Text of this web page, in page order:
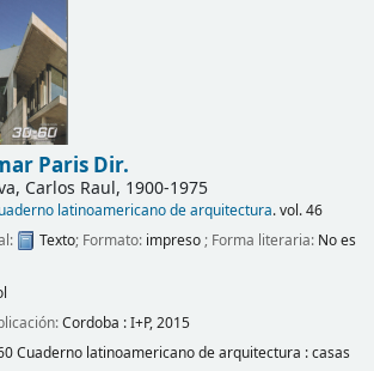
Paris Dir.
Carlos Raul, 1900-1975
latinoamericano de arquitectura. vol. 46
Texto; Formato: impreso; Forma literaria: No es
Cordoba :I+P,2015
Cuaderno latinoamericano de arquitectura : casas